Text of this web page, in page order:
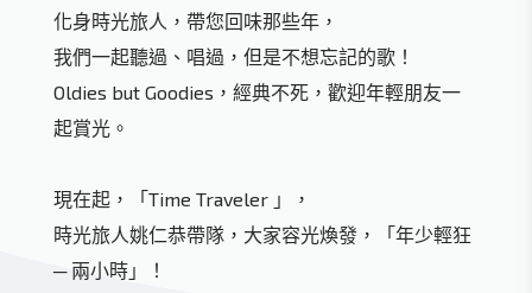
化身時光旅人，帶您回味那些年，
我們一起聽過、唱過，但是不想忘記的歌！
Oldies but Goodies，經典不死，歡迎年輕朋友一
起賞光。
現在起，「Time Traveler 」，
時光旅人姚仁恭帶隊，大家容光煥發，「年少輕狂
─ 兩小時」！